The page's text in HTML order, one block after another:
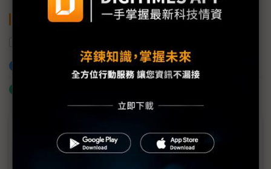
關鍵字
加入已選取到「關鍵字追蹤」
近７天熱門報導